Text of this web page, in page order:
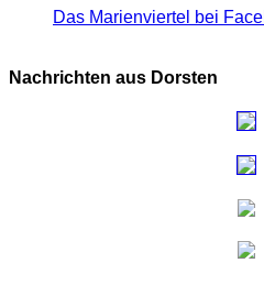
Das Marienviertel bei
Nachrichten aus Dorsten